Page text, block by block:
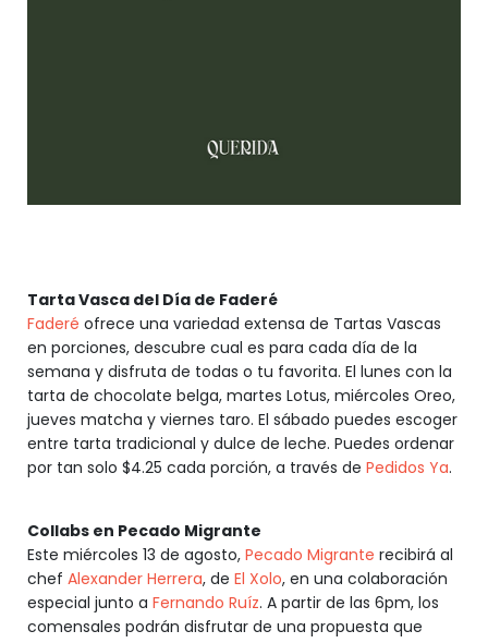
Tarta Vasca del Día de Faderé
Faderé ofrece una variedad extensa de Tartas Vascas
en porciones, descubre cual es para cada día de la
semana y disfruta de todas o tu favorita. El lunes con la
tarta de chocolate belga, martes Lotus, miércoles Oreo,
jueves matcha y viernes taro. El sábado puedes escoger
entre tarta tradicional y dulce de leche. Puedes ordenar
por tan solo $4.25 cada porción, a través de Pedidos Ya.
Collabs en Pecado Migrante
Este miércoles 13 de agosto, Pecado Migrante recibirá al
chef Alexander Herrera, de El Xolo, en una colaboración
especial junto a Fernando Ruíz. A partir de las 6pm, los
comensales podrán disfrutar de una propuesta que